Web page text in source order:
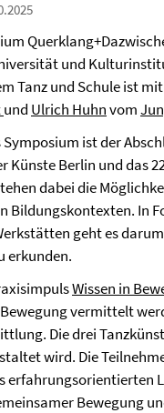
und
Tanz und Schule ist
und Ulrich Huhnvom
Symposium ist der
Künste Berlin und das
dabei die
Bildungskontexten. In
geht es
erkunden.
Wissen in
vermittelt
Die drei
wird. Die
erfahrungsorientierten
Bewegung